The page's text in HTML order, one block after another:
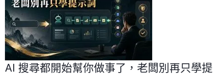
AI 搜尋都開始幫你做事了，老闆別再只學提